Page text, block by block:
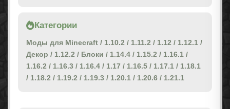
Категории
Моды для Minecraft / 1.10.2 / 1.11.2 / 1.12 / 1.12.1 /
Декор / 1.12.2 / Блоки / 1.14.4 / 1.15.2 / 1.16.1 /
1.16.2 / 1.16.3 / 1.16.4 / 1.17 / 1.16.5 / 1.17.1 / 1.18.1
/ 1.18.2 / 1.19.2 / 1.19.3 / 1.20.1 / 1.20.6 / 1.21.1